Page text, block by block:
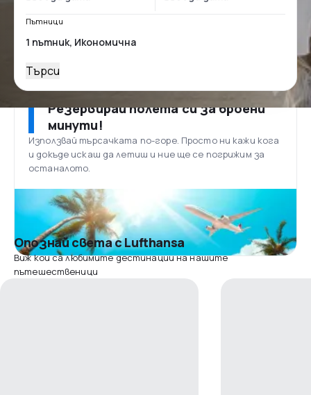
Пътници
Търси
Резервирай полета си за броени
минути!
Използвай търсачката по-горе. Просто ни кажи кога
и докъде искаш да летиш и ние ще се погрижим за
останалото.
Опознай света с Lufthansa
Виж кои са любимите дестинации на нашите
пътешественици